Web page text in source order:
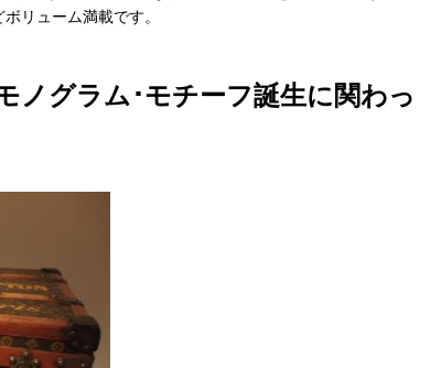
リューム満載です。
ノグラム･モチーフ誕生に関わっ